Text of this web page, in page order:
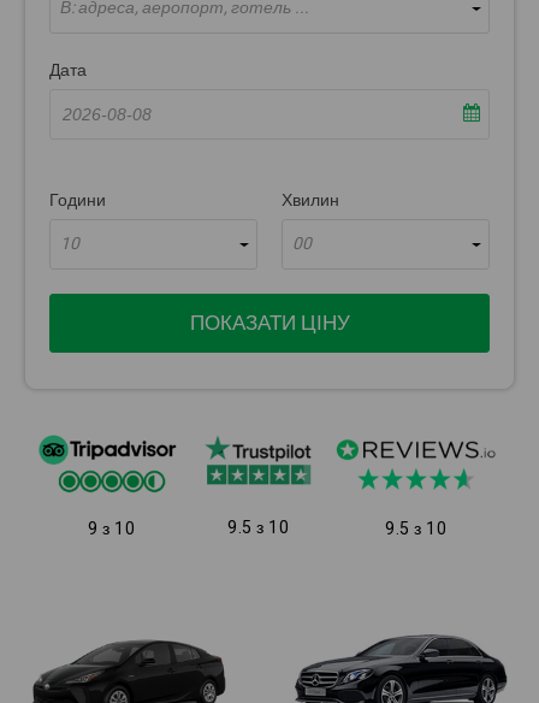
В: адреса, аеропорт, готель ...
Дата
Години
10
Хвилин
00
ПОКАЗАТИ ЦІНУ
9 з 10 9.5 з 10 9.5 з 10